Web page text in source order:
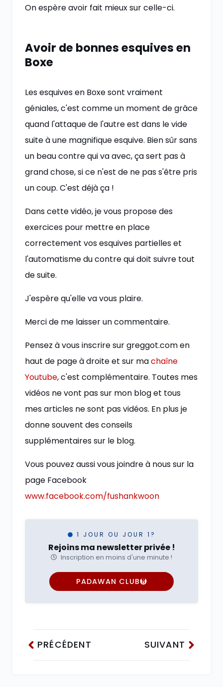
On espère avoir fait mieux sur celle-ci.
Avoir de bonnes esquives en
Boxe
Les esquives en Boxe sont vraiment
géniales, c'est comme un moment de grâce
quand l'attaque de l'autre est dans le vide
suite à une magnifique esquive. Bien sûr sans
un beau contre qui va avec, ça sert pas à
grand chose, si ce n'est de ne pas s'être pris
un coup. C'est déjà ça !
Dans cette vidéo, je vous propose des
exercices pour mettre en place
correctement vos esquives partielles et
l'automatisme du contre qui doit suivre tout
de suite.
J'espère qu'elle va vous plaire.
Merci de me laisser un commentaire.
Pensez à vous inscrire sur greggot.com en
haut de page à droite et sur machaîne
Youtube, c'est complémentaire. Toutes mes
vidéos ne vont pas sur mon blog et tous
mes articles ne sont pas vidéos. En plus je
donne souvent des conseils
supplémentaires sur le blog.
Vous pouvez aussi vous joindre à nous sur la
page Facebook
www.facebook.com/fushankwoon
1 JOUR OU JOUR 1?
Rejoins ma newsletter privée !
Inscription en moins d'une minute !
PADAWAN CLUB
PRÉCÉDENT SUIVANT